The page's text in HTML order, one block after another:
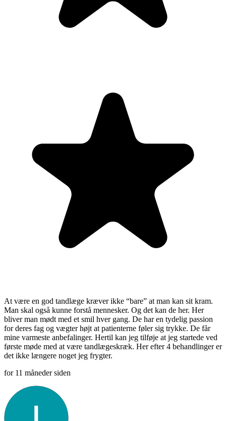
At være en god tandlæge kræver ikke “bare” at man kan sit kram.
Man skal også kunne forstå mennesker. Og det kan de her. Her
bliver man mødt med et smil hver gang. De har en tydelig passion
for deres fag og vægter højt at patienterne føler sig trykke. De får
mine varmeste anbefalinger. Hertil kan jeg tilføje at jeg startede ved
første møde med at være tandlægeskræk. Her efter 4 behandlinger er
det ikke længere noget jeg frygter.
for 11 måneder siden